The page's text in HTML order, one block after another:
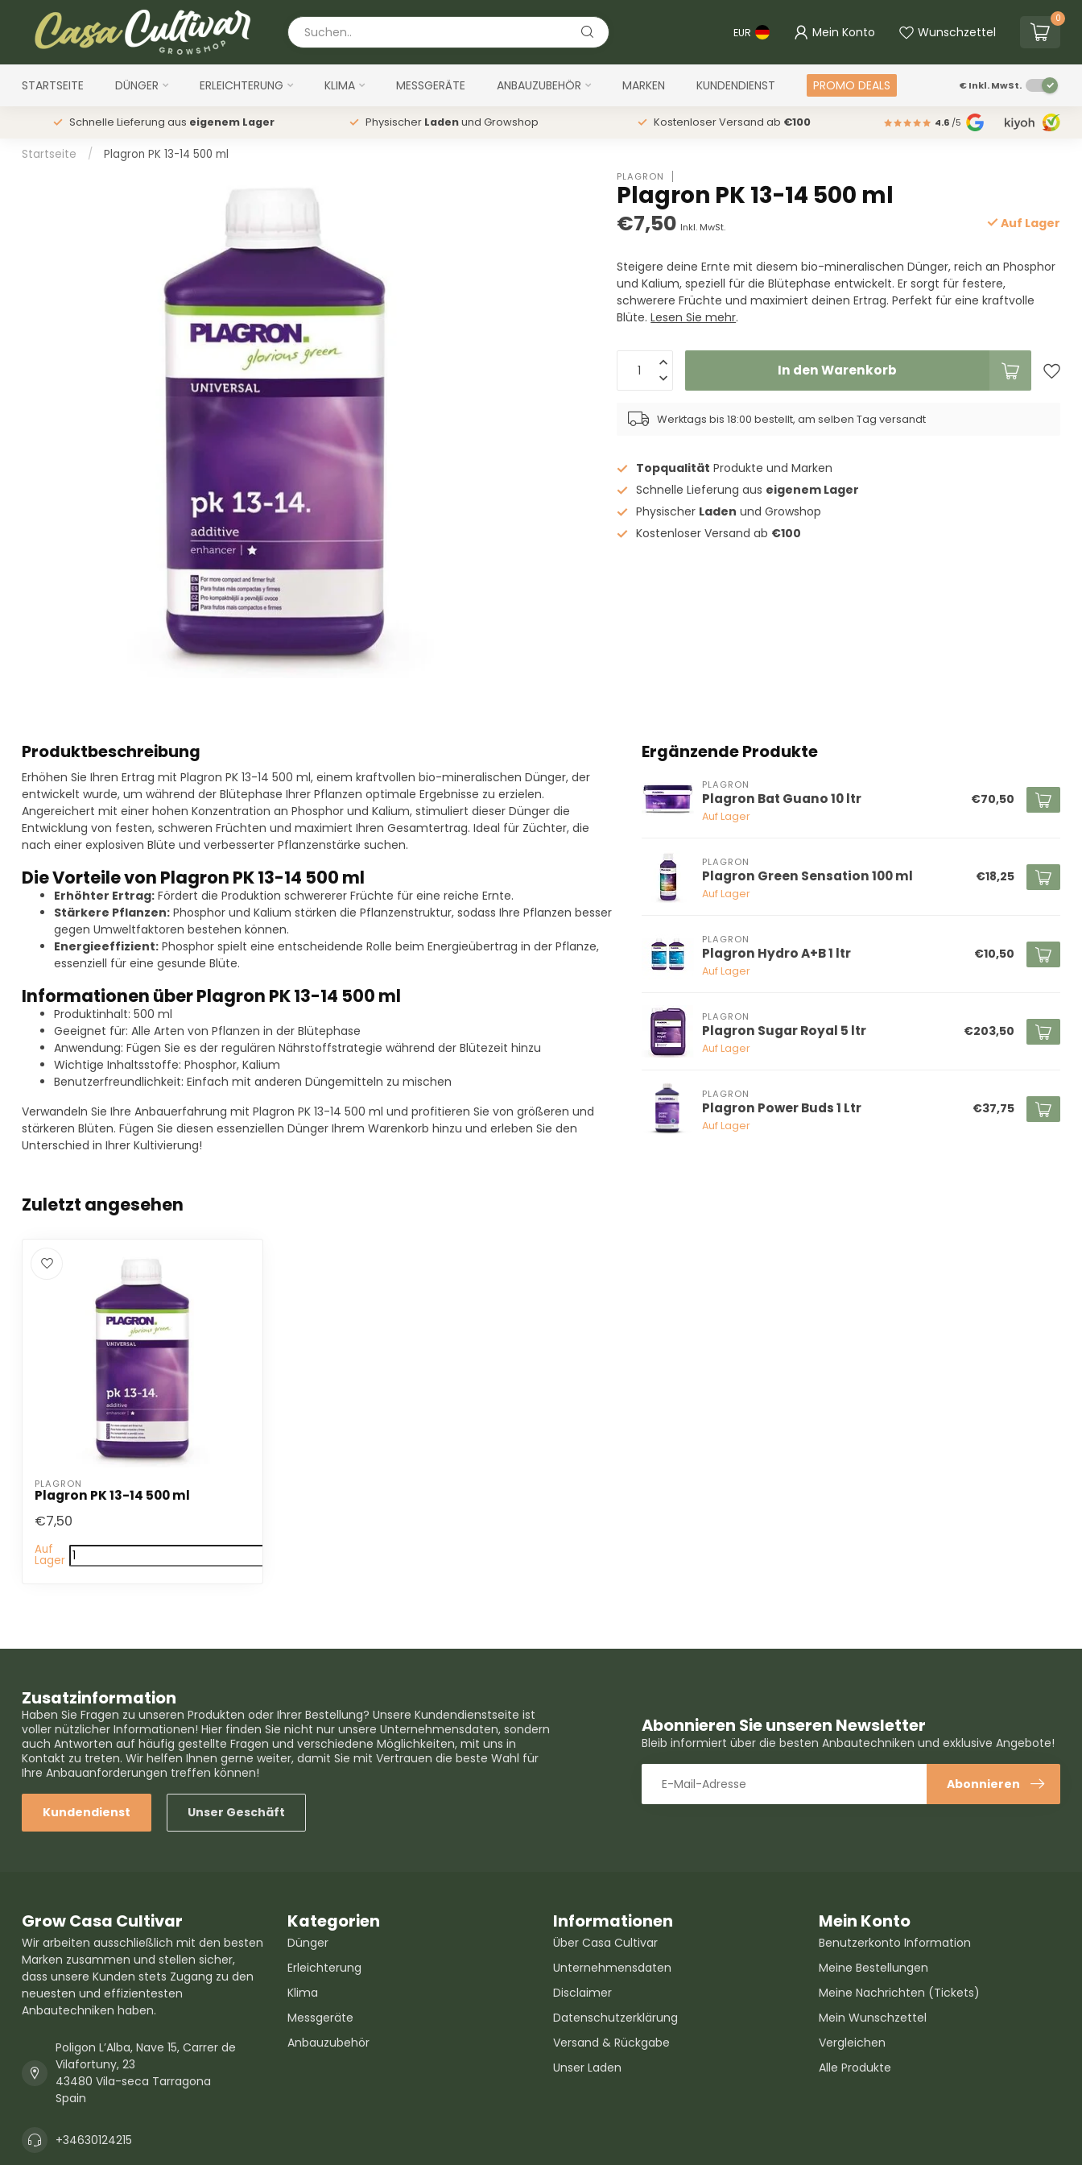
EUR Mein Konto Wunschzettel
0
STARTSEITE DÜNGER ERLEICHTERUNG KLIMA MESSGERÄTE ANBAUZUBEHÖR MARKEN KUNDENDIENST PROMO DEALS €Inkl. MwSt.
Schnelle Lieferung aus eigenem Lager Physischer Ladenund Growshop Kostenloser Versand ab €100 4.6 /5
Startseite / Plagron PK 13-14 500 ml
PLAGRON
Plagron PK 13-14 500 ml
€7,50 Inkl. MwSt. Auf Lager
Steigere deine Ernte mit diesem bio-mineralischen Dünger, reich an Phosphor
und Kalium, speziell für die Blütephase entwickelt. Er sorgt für festere,
schwerere Früchte und maximiert deinen Ertrag. Perfekt für eine kraftvolle
Blüte.Lesen Sie mehr.
In den Warenkorb
Werktags bis 18:00 bestellt, am selben Tag versandt
Topqualität Produkte und Marken
Schnelle Lieferung aus eigenem Lager
Physischer Laden und Growshop
Kostenloser Versand ab €100
Produktbeschreibung
Erhöhen Sie Ihren Ertrag mit Plagron PK 13-14 500 ml, einem kraftvollen bio-mineralischen Dünger, der
entwickelt wurde, um während der Blütephase Ihrer Pflanzen optimale Ergebnisse zu erzielen.
Angereichert mit einer hohen Konzentration an Phosphor und Kalium, stimuliert dieser Dünger die
Entwicklung von festen, schweren Früchten und maximiert Ihren Gesamtertrag. Ideal für Züchter, die
nach einer explosiven Blüte und verbesserter Pflanzenstärke suchen.
Die Vorteile von Plagron PK 13-14 500 ml
Erhöhter Ertrag: Fördert die Produktion schwererer Früchte für eine reiche Ernte.
Stärkere Pflanzen: Phosphor und Kalium stärken die Pflanzenstruktur, sodass Ihre Pflanzen besser
gegen Umweltfaktoren bestehen können.
Energieeffizient: Phosphor spielt eine entscheidende Rolle beim Energieübertrag in der Pflanze,
essenziell für eine gesunde Blüte.
Informationen über Plagron PK 13-14 500 ml
Produktinhalt: 500 ml
Geeignet für: Alle Arten von Pflanzen in der Blütephase
Anwendung: Fügen Sie es der regulären Nährstoffstrategie während der Blütezeit hinzu
Wichtige Inhaltsstoffe: Phosphor, Kalium
Benutzerfreundlichkeit: Einfach mit anderen Düngemitteln zu mischen
Verwandeln Sie Ihre Anbauerfahrung mit Plagron PK 13-14 500 ml und profitieren Sie von größeren und
stärkeren Blüten. Fügen Sie diesen essenziellen Dünger Ihrem Warenkorb hinzu und erleben Sie den
Unterschied in Ihrer Kultivierung!
Ergänzende Produkte
PLAGRON
Plagron Bat Guano 10 ltr
Auf Lager
€70,50
PLAGRON
Plagron Green Sensation 100 ml
Auf Lager
€18,25
PLAGRON
Plagron Hydro A+B 1 ltr
Auf Lager
€10,50
PLAGRON
Plagron Sugar Royal 5 ltr
Auf Lager
€203,50
PLAGRON
Plagron Power Buds 1 Ltr
Auf Lager
€37,75
Zuletzt angesehen
PLAGRON
Plagron PK 13-14 500 ml
€7,50
Auf
Lager
Zusatzinformation
Haben Sie Fragen zu unseren Produkten oder Ihrer Bestellung? Unsere Kundendienstseite ist
voller nützlicher Informationen! Hier finden Sie nicht nur unsere Unternehmensdaten, sondern
auch Antworten auf häufig gestellte Fragen und verschiedene Möglichkeiten, mit uns in
Kontakt zu treten. Wir helfen Ihnen gerne weiter, damit Sie mit Vertrauen die beste Wahl für
Ihre Anbauanforderungen treffen können!
Kundendienst Unser Geschäft
Abonnieren Sie unseren Newsletter
Bleib informiert über die besten Anbautechniken und exklusive Angebote!
Abonnieren
Grow Casa Cultivar
Wir arbeiten ausschließlich mit den besten
Marken zusammen und stellen sicher,
dass unsere Kunden stets Zugang zu den
neuesten und effizientesten
Anbautechniken haben.
Poligon L’Alba, Nave 15, Carrer de
Vilafortuny, 23
43480 Vila-seca Tarragona
Spain
+34630124215
Kategorien
Dünger
Erleichterung
Klima
Messgeräte
Anbauzubehör
Informationen
Über Casa Cultivar
Unternehmensdaten
Disclaimer
Datenschutzerklärung
Versand & Rückgabe
Unser Laden
Mein Konto
Benutzerkonto Information
Meine Bestellungen
Meine Nachrichten (Tickets)
Mein Wunschzettel
Vergleichen
Alle Produkte